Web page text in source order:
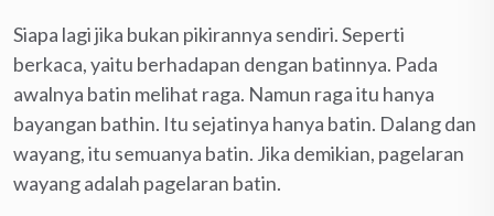
Siapa lagi jika bukan pikirannya sendiri. Seperti
berkaca, yaitu berhadapan dengan batinnya. Pada
awalnya batin melihat raga. Namun raga itu hanya
bayangan bathin. Itu sejatinya hanya batin. Dalang dan
wayang, itu semuanya batin. Jika demikian, pagelaran
wayang adalah pagelaran batin.